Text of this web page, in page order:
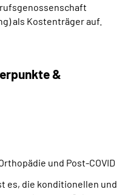
als Kostenträger auf.
&
und Post-COVID
es, die konditionellen und